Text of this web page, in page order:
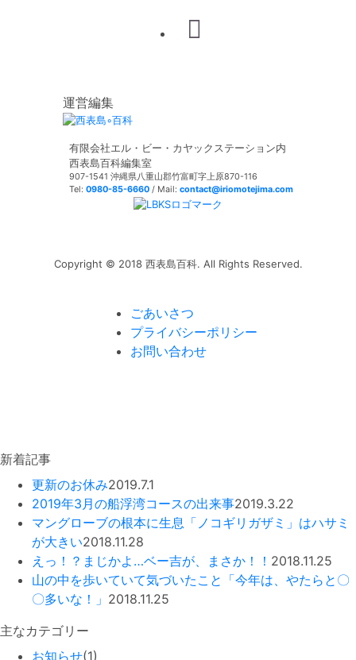
運営編集
有限会社エル・ビー・カヤックステーション内
西表島百科編集室
907-1541 沖縄県八重山郡竹富町字上原870-116
Tel: 0980-85-6660 / Mail: contact@iriomotejima.com
Copyright © 2018 西表島百科. All Rights Reserved.
ごあいさつ
プライバシーポリシー
お問い合わせ
新着記事
更新のお休み2019.7.1
2019年3月の船浮湾コースの出来事2019.3.22
マングローブの根本に生息「ノコギリガザミ」はハサミ
が大きい2018.11.28
えっ！？まじかよ…ベー吉が、まさか！！ 2018.11.25
山の中を歩いていて気づいたこと「今年は、やたらと〇
〇多いな！」 2018.11.25
主なカテゴリー
お知らせ(1)